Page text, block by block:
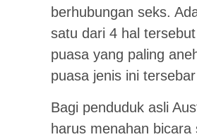
berhubungan seks.
satu dari 4 hal
puasa yang paling
puasa jenis ini
Bagi penduduk asli
harus menahan